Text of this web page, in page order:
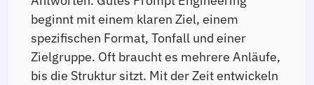
beginnt mit einem klaren Ziel, einem
spezifischen Format, Tonfall und einer
Zielgruppe. Oft braucht es mehrere Anläufe,
bis die Struktur sitzt. Mit der Zeit entwickeln